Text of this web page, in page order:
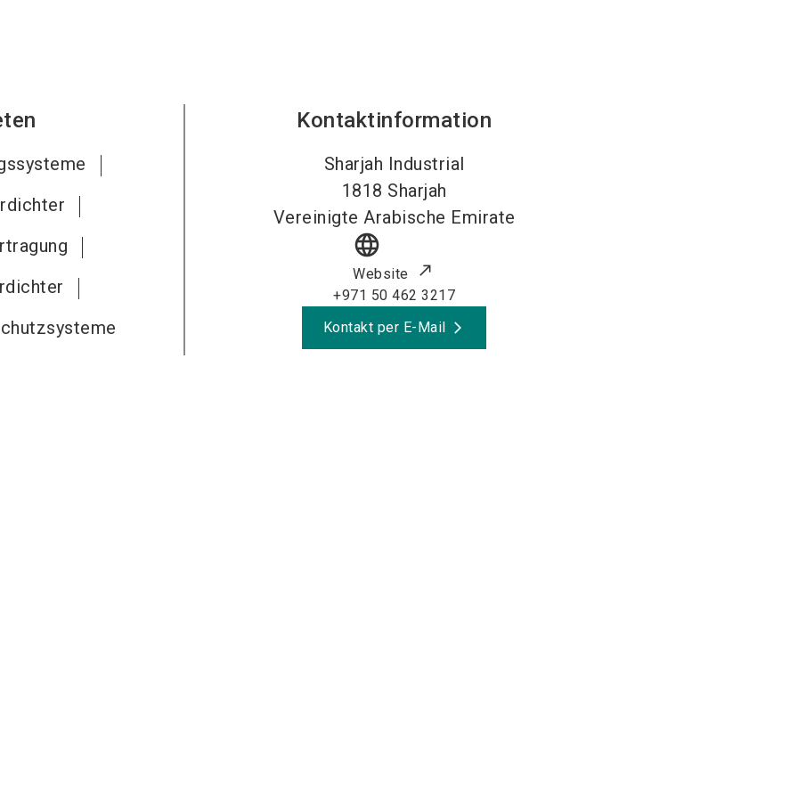
Kontaktinformation
Sharjah Industrial
1818 Sharjah
Vereinigte Arabische Emirate
language
Website
+971 50 462 3217
Kontakt per E-Mail